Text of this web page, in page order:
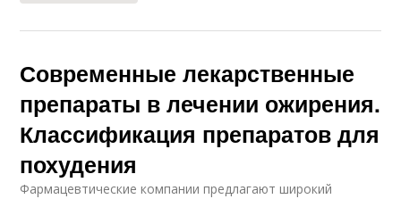
Современные лекарственные
препараты в лечении ожирения.
Классификация препаратов для
похудения
Фармацевтические компании предлагают широкий